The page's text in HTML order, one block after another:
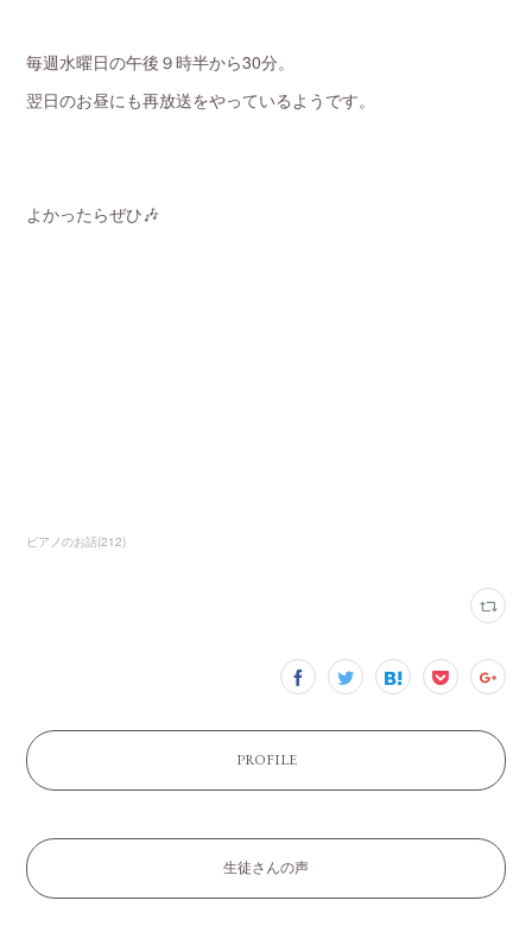
毎週水曜日の午後９時半から30分。
翌日のお昼にも再放送をやっているようです。
よかったらぜひ🎶
ピアノのお話(212)
PROFILE
生徒さんの声